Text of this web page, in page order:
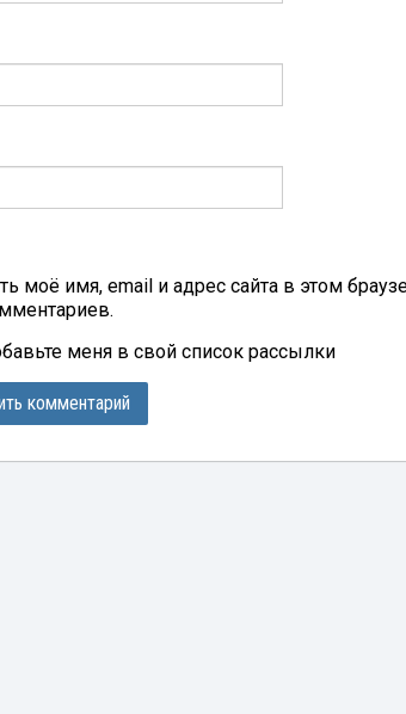
моё имя, email и адрес сайта в этом
меня в свой список рассылки